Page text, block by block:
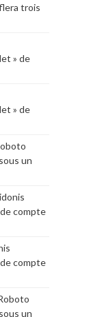
trois
» de
» de
un
compte
compte
un